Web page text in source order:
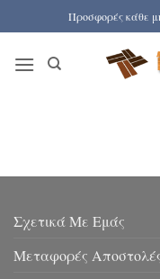
στο
περιεχόμενο
Προσφορές κάθε
Σχετικά Με Εμάς
Μεταφορές